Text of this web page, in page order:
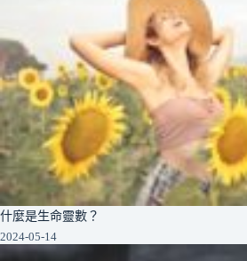
什麼是生命靈數？
2024-05-14